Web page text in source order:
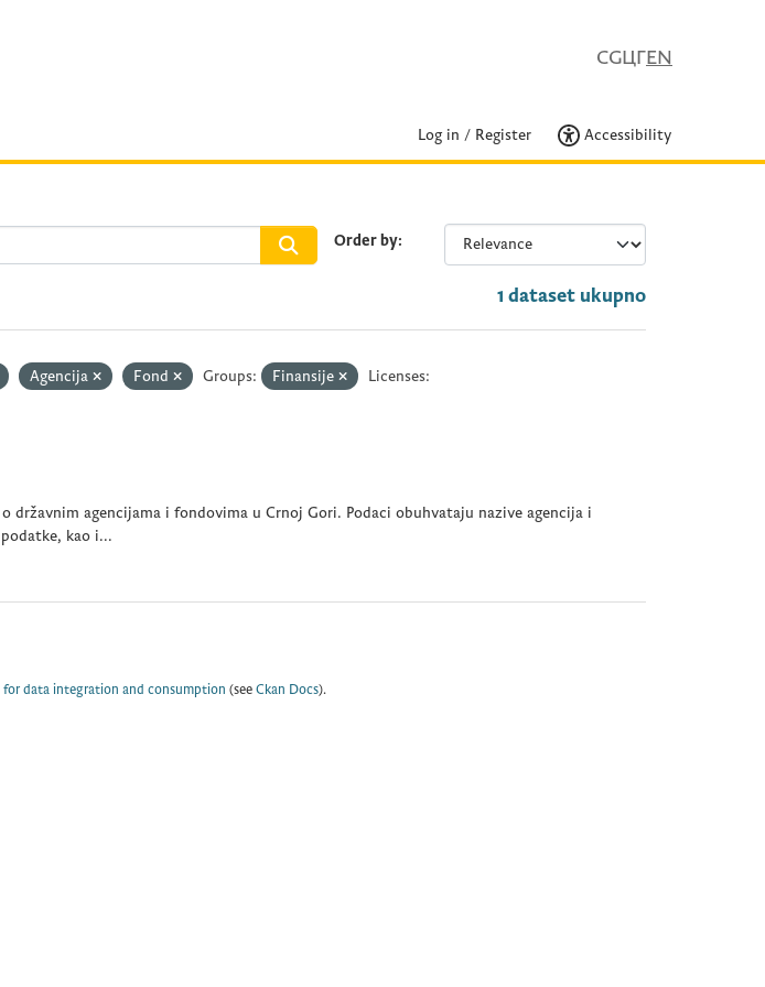
CGЦГEN
Log in / Register Accessibility
Order by
1 dataset ukupno
Agencija Fond Groups: Finansije
Licenses:
državnim agencijama i fondovima u Crnoj Gori. Podaci obuhvataju nazive agencija i
kao i...
data integration and consumption (see Ckan Docs).